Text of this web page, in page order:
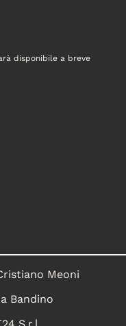
disponibile a breve
Meoni
Bandino